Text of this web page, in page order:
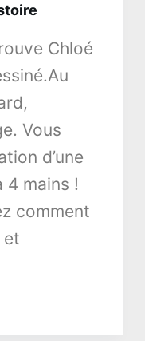
Chloé
Vous
d’une
4 mains !
comment
et